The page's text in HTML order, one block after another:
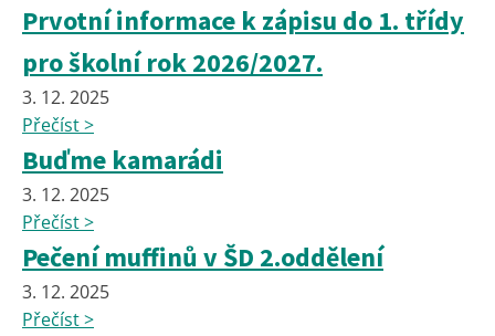
Prvotní informace k zápisu do 1. třídy
pro školní rok 2026/2027.
3. 12. 2025
Přečíst >
Buďme kamarádi
3. 12. 2025
Přečíst >
Pečení muffinů v ŠD 2.oddělení
3. 12. 2025
Přečíst >